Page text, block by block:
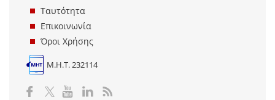
Ταυτότητα
Επικοινωνία
Όροι Χρήσης
Μ.Η.Τ. 232114